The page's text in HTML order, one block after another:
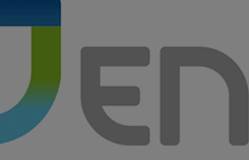
millones